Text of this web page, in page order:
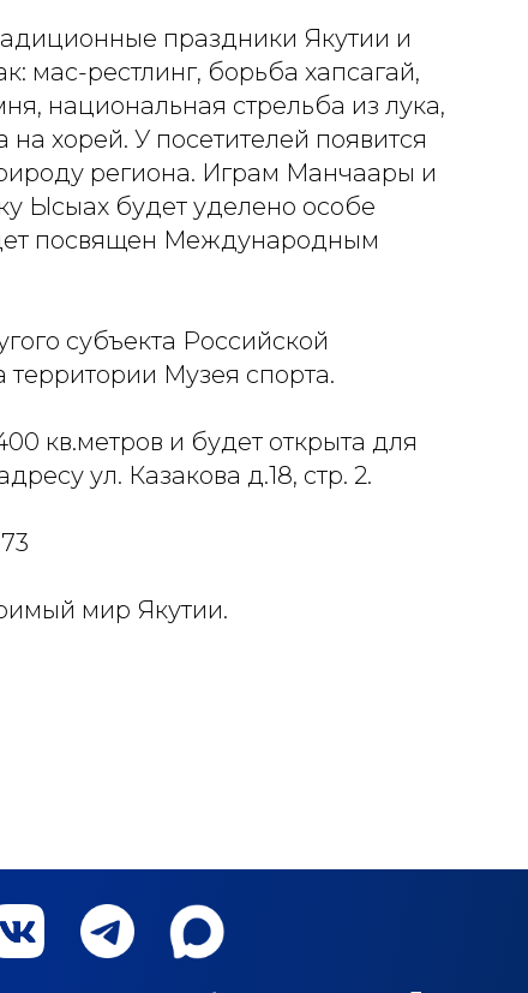
праздники Якутии и
мас-рестлинг, борьба хапсагай,
национальная стрельба из лука,
хорей. У посетителей появится
региона. Играм Манчаары и
Ысыах будет уделено особе
посвящен Международным
субъекта Российской
Музея спорта.
кв.метров и будет открыта для
ул. Казакова д.18, стр. 2.
мир Якутии.